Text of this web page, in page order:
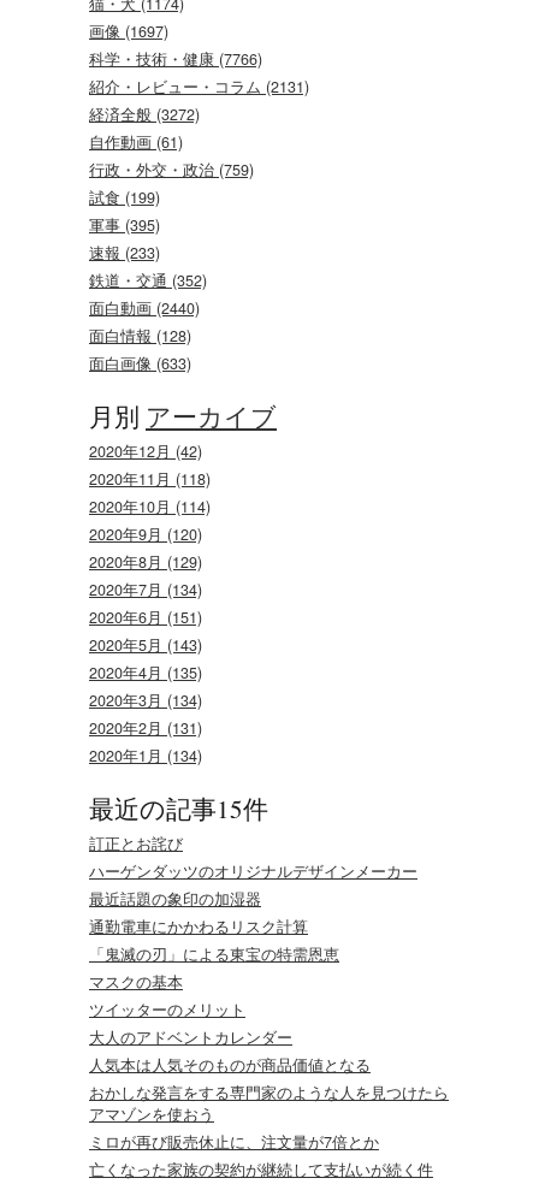
画像 (1697)
科学・技術・健康 (7766)
紹介・レビュー・コラム (2131)
経済全般 (3272)
自作動画 (61)
行政・外交・政治 (759)
試食 (199)
軍事 (395)
速報 (233)
鉄道・交通 (352)
面白動画 (2440)
面白情報 (128)
面白画像 (633)
月別 アーカイブ
2020年12月 (42)
2020年11月 (118)
2020年10月 (114)
2020年9月 (120)
2020年8月 (129)
2020年7月 (134)
2020年6月 (151)
2020年5月 (143)
2020年4月 (135)
2020年3月 (134)
2020年2月 (131)
2020年1月 (134)
最近の記事15件
訂正とお詫び
ハーゲンダッツのオリジナルデザインメーカー
最近話題の象印の加湿器
通勤電車にかかわるリスク計算
「鬼滅の刃」による東宝の特需恩恵
マスクの基本
ツイッターのメリット
大人のアドベントカレンダー
人気本は人気そのものが商品価値となる
おかしな発言をする専門家のような人を見つけたら
アマゾンを使おう
ミロが再び販売休止に、注文量が7倍とか
亡くなった家族の契約が継続して支払いが続く件